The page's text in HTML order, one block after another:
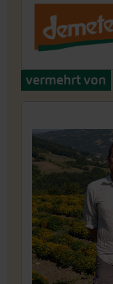
vermehrt von